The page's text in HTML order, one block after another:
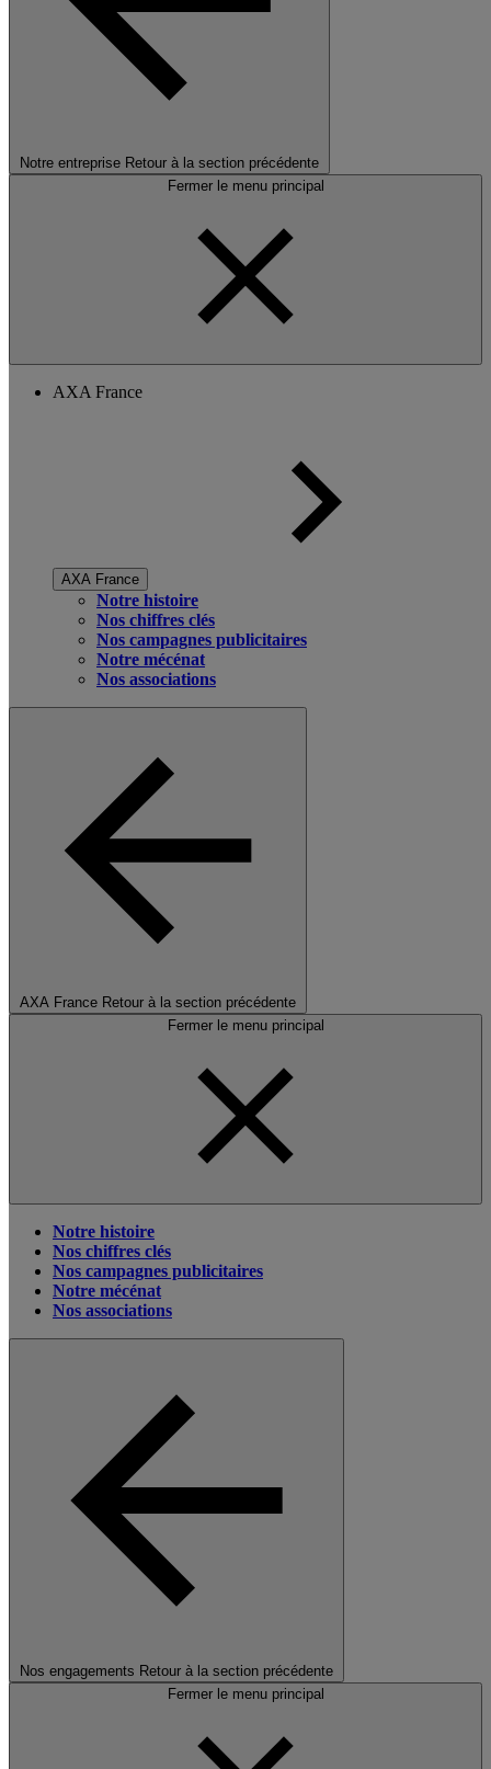
Notre entreprise Retour à la section précédente
Fermer le menu principal
AXA France
AXA France
Notre histoire
Nos chiffres clés
Nos campagnes publicitaires
Notre mécénat
Nos associations
AXA France Retour à la section précédente
Fermer le menu principal
Notre histoire
Nos chiffres clés
Nos campagnes publicitaires
Notre mécénat
Nos associations
Nos engagements Retour à la section précédente
Fermer le menu principal